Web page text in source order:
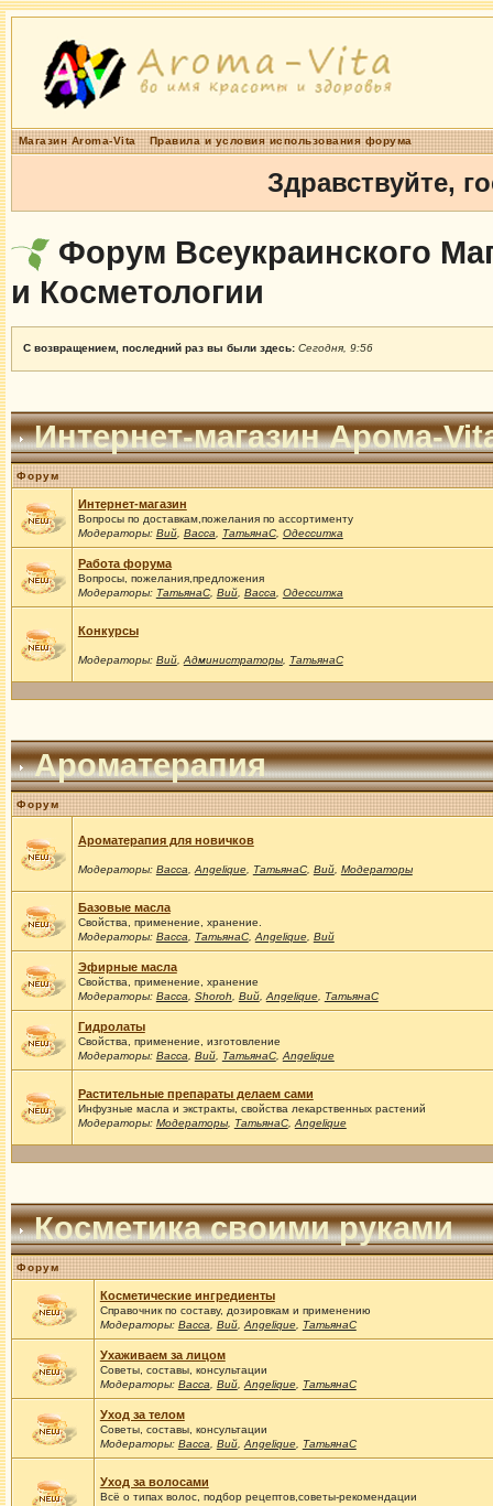
Магазин Aroma-Vita Правила и условия использования форума
Здравствуйте,
Форум Всеукраинского
и Косметологии
С возвращением, последний раз вы были здесь: Сегодня, 9:56
Интернет-магазин Арома-
Форум
Интернет-магазин
Вопросы по доставкам,пожелания по ассортименту
Модераторы: Вий, Васса ТатьянаС, Одесситка
Работа форума
Вопросы, пожелания,предложения
Модераторы: ТатьянаС, Вий, Васса Одесситка
Конкурсы
Модераторы: Вий, Администраторы, ТатьянаС
Ароматерапия
Форум
Ароматерапия для новичков
Модераторы: Васса Angelique, ТатьянаС, Вий, Модераторы
Базовые масла
Свойства, применение, хранение.
Модераторы: Васса ТатьянаС, Angelique, Вий
Эфирные масла
Свойства, применение, хранение
Модераторы: Васса Shoroh Вий, Angelique, ТатьянаС
Гидролаты
Свойства, применение, изготовление
Модераторы: Васса Вий, ТатьянаС, Angelique
Растительные препараты делаем сами
Инфузные масла и экстракты, свойства лекарственных растений
Модераторы: Модераторы, ТатьянаС, Angelique
Косметика своими руками
Форум
Косметические ингредиенты
Справочник по составу, дозировкам и применению
Модераторы: Васса Вий, Angelique, ТатьянаС
Ухаживаем за лицом
Советы, составы, консультации
Модераторы: Васса Вий, Angelique, ТатьянаС
Уход за телом
Советы, составы, консультации
Модераторы: Васса Вий, Angelique, ТатьянаС
Уход за волосами
Всё о типах волос, подбор рецептов,советы-рекомендации